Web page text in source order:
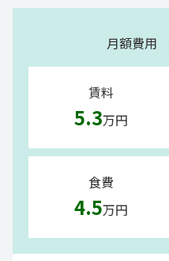
月額費用
賃料
5.3万円
食費
4.5万円